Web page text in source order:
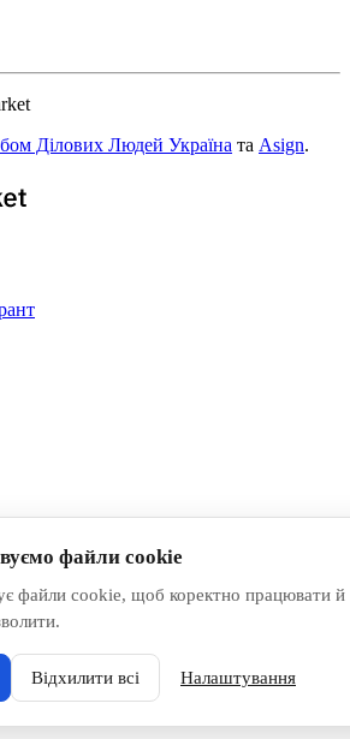
Ділових Людей Україна та Asign.
файли cookie
файли cookie, щоб коректно працювати
Відхилити всі Налаштування